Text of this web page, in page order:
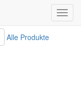
Alle Produkte